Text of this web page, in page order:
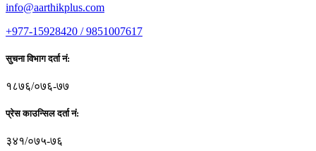
info@aarthikplus.com
+977-15928420 / 9851007617
सुचना विभाग दर्ता नं:
१८७६/०७६-७७
प्रेस काउन्सिल दर्ता नं:
३४१/०७५-७६